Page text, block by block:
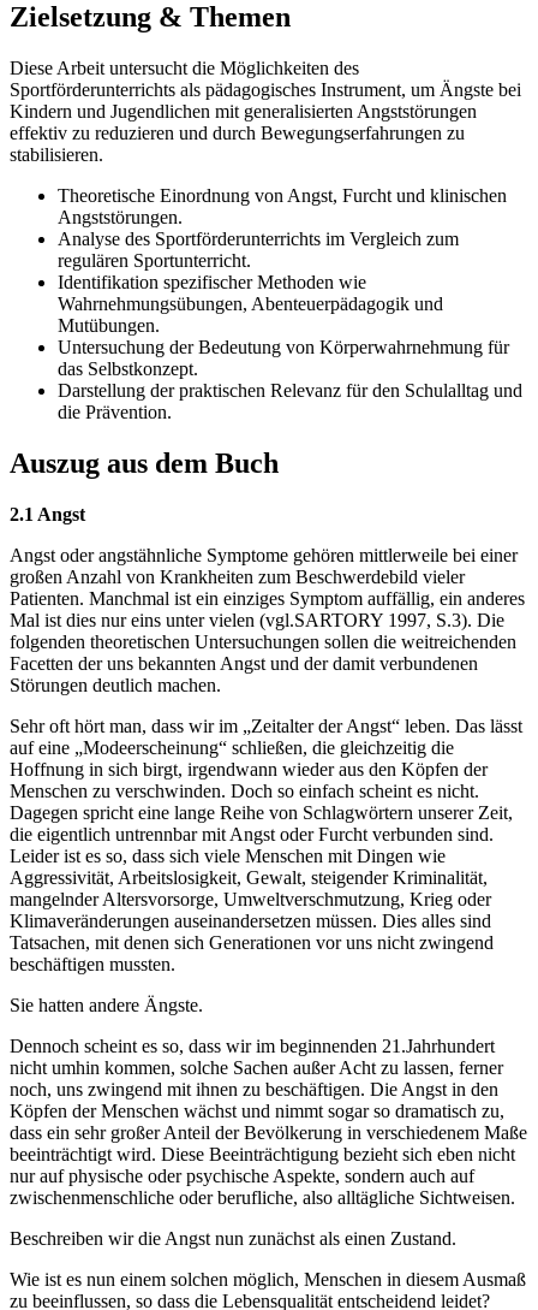
Zielsetzung & Themen
Diese Arbeit untersucht die Möglichkeiten des
Sportförderunterrichts als pädagogisches Instrument, um Ängste bei
Kindern und Jugendlichen mit generalisierten Angststörungen
effektiv zu reduzieren und durch Bewegungserfahrungen zu
stabilisieren.
Theoretische Einordnung von Angst, Furcht und klinischen
Angststörungen.
Analyse des Sportförderunterrichts im Vergleich zum
regulären Sportunterricht.
Identifikation spezifischer Methoden wie
Wahrnehmungsübungen, Abenteuerpädagogik und
Mutübungen.
Untersuchung der Bedeutung von Körperwahrnehmung für
das Selbstkonzept.
Darstellung der praktischen Relevanz für den Schulalltag und
die Prävention.
Auszug aus dem Buch
2.1 Angst
Angst oder angstähnliche Symptome gehören mittlerweile bei einer
großen Anzahl von Krankheiten zum Beschwerdebild vieler
Patienten. Manchmal ist ein einziges Symptom auffällig, ein anderes
Mal ist dies nur eins unter vielen (vgl.SARTORY 1997, S.3). Die
folgenden theoretischen Untersuchungen sollen die weitreichenden
Facetten der uns bekannten Angst und der damit verbundenen
Störungen deutlich machen.
Sehr oft hört man, dass wir im „Zeitalter der Angst“ leben. Das lässt
auf eine „Modeerscheinung“ schließen, die gleichzeitig die
Hoffnung in sich birgt, irgendwann wieder aus den Köpfen der
Menschen zu verschwinden. Doch so einfach scheint es nicht.
Dagegen spricht eine lange Reihe von Schlagwörtern unserer Zeit,
die eigentlich untrennbar mit Angst oder Furcht verbunden sind.
Leider ist es so, dass sich viele Menschen mit Dingen wie
Aggressivität, Arbeitslosigkeit, Gewalt, steigender Kriminalität,
mangelnder Altersvorsorge, Umweltverschmutzung, Krieg oder
Klimaveränderungen auseinandersetzen müssen. Dies alles sind
Tatsachen, mit denen sich Generationen vor uns nicht zwingend
beschäftigen mussten.
Sie hatten andere Ängste.
Dennoch scheint es so, dass wir im beginnenden 21.Jahrhundert
nicht umhin kommen, solche Sachen außer Acht zu lassen, ferner
noch, uns zwingend mit ihnen zu beschäftigen. Die Angst in den
Köpfen der Menschen wächst und nimmt sogar so dramatisch zu,
dass ein sehr großer Anteil der Bevölkerung in verschiedenem Maße
beeinträchtigt wird. Diese Beeinträchtigung bezieht sich eben nicht
nur auf physische oder psychische Aspekte, sondern auch auf
zwischenmenschliche oder berufliche, also alltägliche Sichtweisen.
Beschreiben wir die Angst nun zunächst als einen Zustand.
Wie ist es nun einem solchen möglich, Menschen in diesem Ausmaß
zu beeinflussen, so dass die Lebensqualität entscheidend leidet?